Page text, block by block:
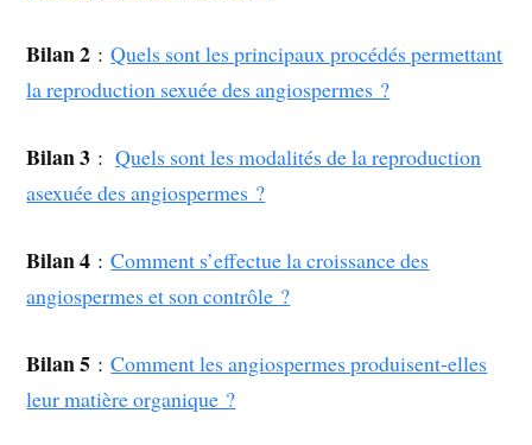
Bilan 2 :Quels sont les principaux procédés permettant
la reproduction sexuée des angiospermes ?
Bilan 3 :Quels sont les modalités de la reproduction
asexuée des angiospermes ?
Bilan 4 :Comment s’effectue la croissance des
angiospermes et son contrôle ?
Bilan 5 :Comment les angiospermes produisent-elles
leur matière organique ?